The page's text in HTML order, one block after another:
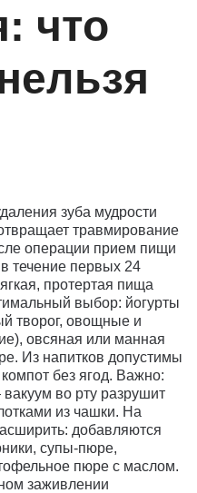
что
зуба мудрости
травмирование
операции прием пищи
течение первых 24
протертая пища
выбор: йогурты
творог, овощные и
овсяная или манная
Из напитков допустимы
без ягод. Важно:
во рту разрушит
из чашки. На
добавляются
супы-пюре,
пюре с маслом.
заживлении